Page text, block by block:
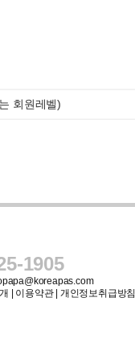
회원레벨)
1905
이용약관| 개인정보취급방침